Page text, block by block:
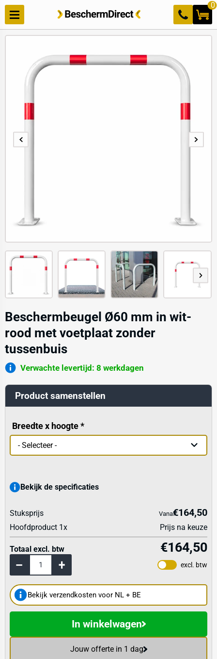
Meteen
naar de
content
0
Beschermbeugel Ø60 mm in wit-
rood met voetplaat zonder
tussenbuis
Verwachte levertijd: 8 werkdagen
Product samenstellen
Breedte x hoogte
Bekijk de specificaties
excl. btw
Stuksprijs Vanaf€164,50
Hoofdproduct 1 x Prijs na keuze
Totaal excl. btw €164,50
Bekijk verzendkosten voor NL + BE
Jouw offerte in 1 dag
In winkelwagen